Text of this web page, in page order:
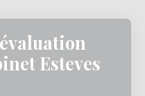
Esteves